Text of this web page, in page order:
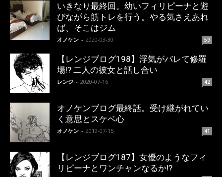
いきなり最終回。幼いフィリピーナと遊
びながら筋トレを行う。やる気さえあれ
ば、そこはジム
オノケン - 2020-03-30 59
【レンジブログ198】浮気がバレて修羅
場!? 二人の彼女と話し合い
レンジ - 2020-07-16 42
オノケンブログ最終話。受け継がれてい
く意思とスケベ心
オノケン - 2019-07-15 41
【レンジブログ187】女優のようなフィ
リピーナとワンチャンなるか!?